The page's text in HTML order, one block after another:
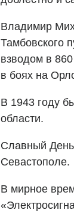
Владимир
Тамбовского
взводом в
в боях на
В 1943 году
области.
Славный
Севастополе.
В мирное